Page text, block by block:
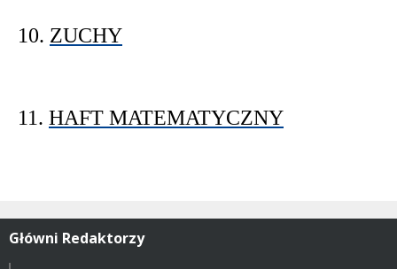
10. ZUCHY
11. HAFT MATEMATYCZNY
Główni Redaktorzy